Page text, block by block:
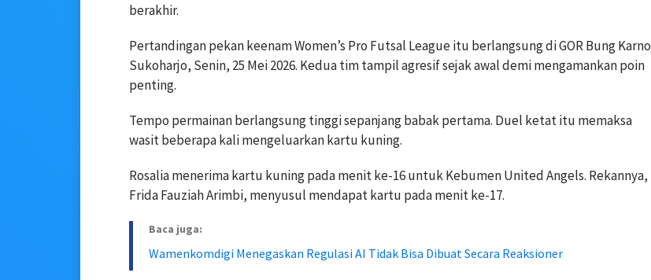
berakhir.
Pertandingan pekan keenam Women’s Pro Futsal League itu berlangsung di GOR Bung Karno
Sukoharjo, Senin, 25 Mei 2026. Kedua tim tampil agresif sejak awal demi mengamankan poin
penting.
Tempo permainan berlangsung tinggi sepanjang babak pertama. Duel ketat itu memaksa
wasit beberapa kali mengeluarkan kartu kuning.
Rosalia menerima kartu kuning pada menit ke-16 untuk Kebumen United Angels. Rekannya,
Frida Fauziah Arimbi, menyusul mendapat kartu pada menit ke-17.
Baca juga:
Wamenkomdigi Menegaskan Regulasi AI Tidak Bisa Dibuat Secara Reaksioner